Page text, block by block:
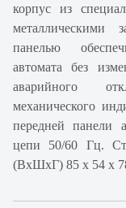
корпус из
металлическими
панелью
автомата без
аварийного
механического
передней панели
цепи 50/60 Гц.
(ВхШхГ) 85 х 54 х